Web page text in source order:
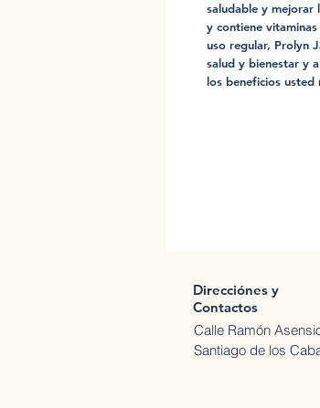
saludable y mejorar
y contiene
uso regular, Prolyn
salud y bienestar y
los beneficios usted
Direcciónes y
Contactos
Calle Ramón
Santiago de los